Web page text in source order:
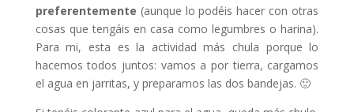
preferentemente (aunque lo podéis hacer con otras
cosas que tengáis en casa como legumbres o harina).
Para mi, esta es la actividad más chula porque lo
hacemos todos juntos: vamos a por tierra, cargamos
el agua en jarritas, y preparamos las dos bandejas. 🙂